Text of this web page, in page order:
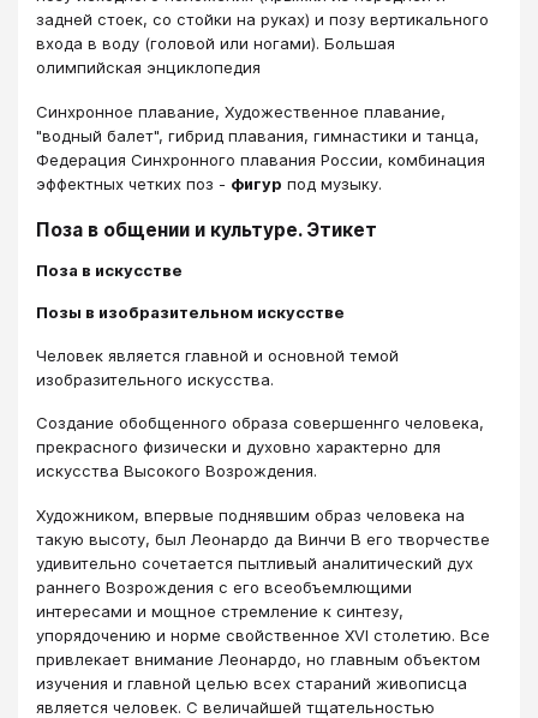
задней стоек, со стойки на руках) и позу вертикального
входа в воду (головой или ногами). Большая
олимпийская энциклопедия
Синхронное плавание, Художественное плавание,
"водный балет", гибрид плавания, гимнастики и танца,
Федерация Синхронного плавания России, комбинация
эффектных четких поз - фигур под музыку.
Поза в общении и культуре. Этикет
Поза в искусстве
Позы в изобразительном искусcтве
Человек является главной и основной темой
изобразительного искусства.
Создание обобщенного образа совершеннго человека,
прекрасного физически и духовно характерно для
искусства Высокого Возрождения.
Художником, впервые поднявшим образ человека на
такую высоту, был Леонардо да Винчи В его творчестве
удивительно сочетается пытливый аналитический дух
раннего Возрождения с его всеобъемлющими
интересами и мощное стремление к синтезу,
упорядочению и норме свойственное ХVI столетию. Все
привлекает внимание Леонардо, но главным объектом
изучения и главной целью всех стараний живописца
является человек. С величайшей тщательностью